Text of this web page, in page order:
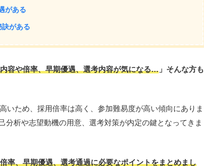
がある
がある
容や倍率、早期優遇、選考内容が気になる… 」そんな方も
いため、採用倍率は高く、参加難易度が高い傾向にありま
分析や志望動機の用意、選考対策が内定の鍵となってきま
率、早期優遇、選考通過に必要なポイントをまとめまし